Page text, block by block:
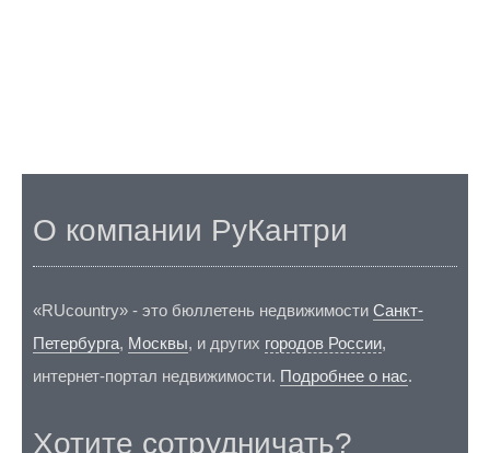
О компании РуКантри
«RUcountry» - это бюллетень недвижимости Санкт-
Петербурга, Москвы, и других городов России,
интернет-портал недвижимости. Подробнее о нас.
Хотите сотрудничать?